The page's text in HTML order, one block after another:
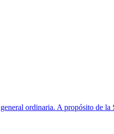
ordinaria. A propósito de